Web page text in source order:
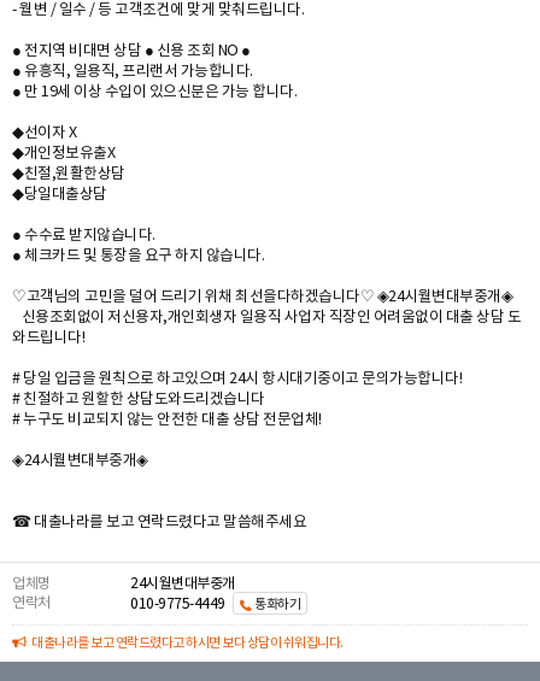
- 월변 / 일수 / 등 고객조건에 맞게 맞춰드립니다.
● 전지역 비대면 상담 ● 신용 조회 NO ●
● 유흥직, 일용직, 프리랜서 가능합니다.
● 만 19세 이상 수입이 있으신분은 가능 합니다.
◆선이자 X
◆개인정보유출X
◆친절,원활한상담
◆당일대출상담
● 수수료 받지않습니다.
● 체크카드 및 통장을 요구 하지 않습니다.
♡고객님의 고민을 덜어 드리기 위채 최선을다하겠습니다♡ ◈24시월변대부중개◈
신용조회없이 저신용자,개인회생자 일용직 사업자 직장인 어려움없이 대출 상담 도
와드립니다!
# 당일 입금을 원칙으로 하고있으며 24시 항시대기중이고 문의가능합니다!
# 친절하고 원할한 상담도와드리겠습니다
# 누구도 비교되지 않는 안전한 대출 상담 전문업체!
◈24시월변대부중개◈
☎ 대출나라를 보고 연락드렸다고 말씀해주세요
업체명
24시월변대부중개
연락처
010-9775-4449 통화하기
대출나라를 보고 연락드렸다고 하시면 보다 상담이 쉬워집니다.